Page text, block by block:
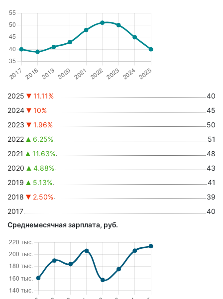
2025 11.11%
40
2024
10%
45
2023
1.96%
50
2022
6.25%
51
2021
11.63%
48
2020
4.88%
43
2019
5.13%
41
2018
2.50%
39
2017
40
Среднемесячная зарплата, руб.